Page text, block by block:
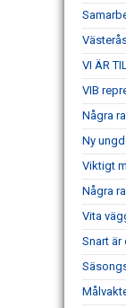
VI ÄR
VIB
Några
Ny
Viktigt
Några
Vita
Snart